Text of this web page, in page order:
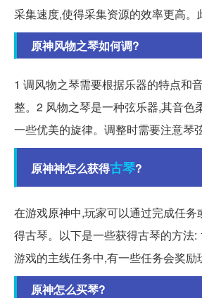
采集速度,使得采集资源的效率更高。
原神风物之琴如何调?
1 调风物之琴需要根据乐器的特点和
整。2 风物之琴是一种弦乐器,其音色
一些优美的旋律。调整时需要注意琴
原神神怎么获得古琴?
在游戏原神中,玩家可以通过完成任
得古琴。以下是一些获得古琴的方法:
游戏的主线任务中,有一些任务会奖励
原神怎么买琴?